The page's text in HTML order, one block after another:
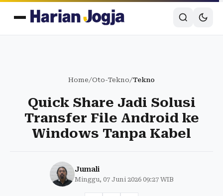
Home/Oto-Tekno/Tekno
Quick Share Jadi Solusi
Transfer File Android ke
Windows Tanpa Kabel
Jumali
Minggu, 07 Juni 2026 09:27 WIB